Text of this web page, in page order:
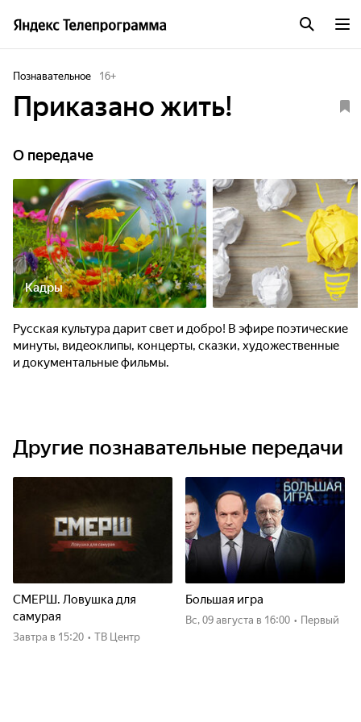
Познавательное 16+
Приказано жить!
О передаче
Кадры
Русская культура дарит свет и добро! В эфире поэтические
минуты, видеоклипы, концерты, сказки, художественные
и документальные фильмы.
Другие познавательные передачи
СМЕРШ. Ловушка для
самурая
Завтра в 15:20 • ТВ Центр
Большая игра
вс, 09 августа в 16:00 • Первый